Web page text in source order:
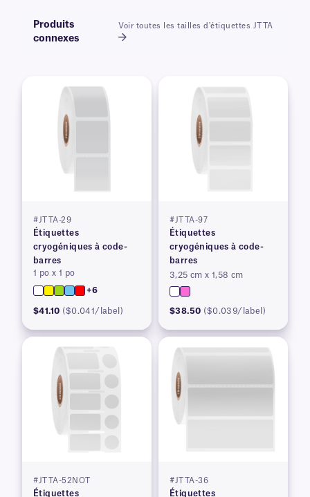
Produits
connexes
Voir toutes les tailles d'étiquettes JTTA
#JTTA-29
Étiquettes
cryogéniques à code-
barres
1 po x 1 po
+6
$41.10 ($0.041/label)
#JTTA-97
Étiquettes
cryogéniques à code-
barres
3,25 cm x 1,58 cm
$38.50 ($0.039/label)
#JTTA-52NOT
Étiquettes
#JTTA-36
Étiquettes